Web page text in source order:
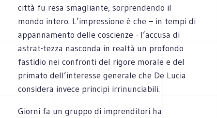
città fu resa smagliante, sorprendendo il
mondo intero. L’impressione è che – in tempi di
appannamento delle coscienze - l’accusa di
astrat-tezza nasconda in realtà un profondo
fastidio nei confronti del rigore morale e del
primato dell’interesse generale che De Lucia
considera invece principi irrinunciabili.
Giorni fa un gruppo di imprenditori ha